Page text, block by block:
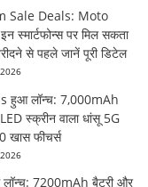
Sale Deals: Moto
स्मार्टफोन्स पर मिल सकता
से पहले जानें पूरी डिटेल
हुआ लॉन्च: 7,000mAh
स्क्रीन वाला धांसू 5G
खास फीचर्स
7200mAh बैटरी और